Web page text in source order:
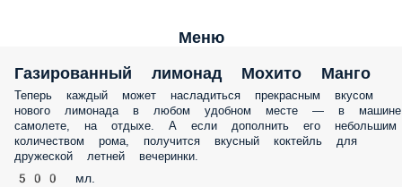
Меню
Газированный лимонад Мохито Манго
Теперь каждый может насладиться прекрасным вкусом
нового лимонада в любом удобном месте — в
самолете, на отдыхе. А если дополнить его небольшим
количеством рома, получится вкусный коктейль для
дружеской летней вечеринки.
500 мл.